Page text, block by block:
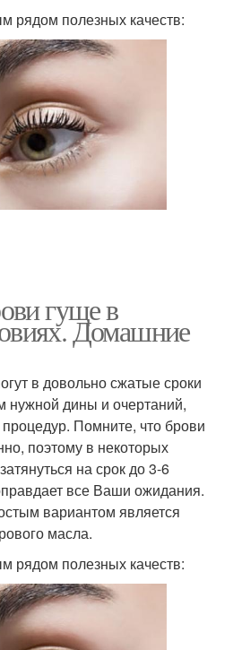
рядом полезных качеств:
гуще в
Домашние
в довольно сжатые сроки
нужной дины и очертаний,
процедур. Помните, что брови
поэтому в некоторых
на срок до 3-6
все Ваши ожидания.
вариантом является
масла.
рядом полезных качеств: